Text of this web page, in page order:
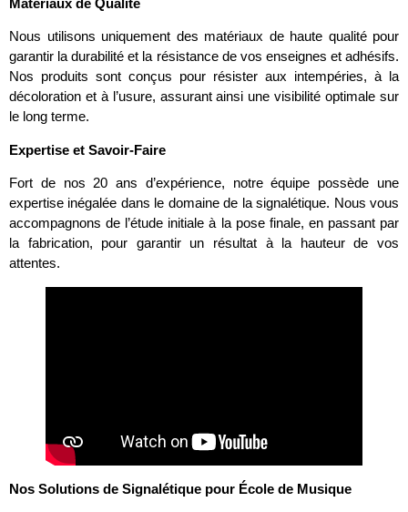
Matériaux de Qualité
Nous utilisons uniquement des matériaux de haute qualité pour
garantir la durabilité et la résistance de vos enseignes et adhésifs.
Nos produits sont conçus pour résister aux intempéries, à la
décoloration et à l’usure, assurant ainsi une visibilité optimale sur
le long terme.
Expertise et Savoir-Faire
Fort de nos 20 ans d’expérience, notre équipe possède une
expertise inégalée dans le domaine de la signalétique. Nous vous
accompagnons de l’étude initiale à la pose finale, en passant par
la fabrication, pour garantir un résultat à la hauteur de vos
attentes.
Nos Solutions de Signalétique pour École de Musique